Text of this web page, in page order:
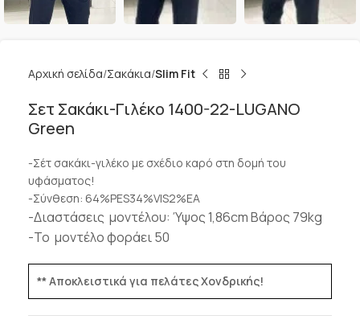
Αρχική σελίδα Σακάκια Slim Fit
Σετ Σακάκι-Γιλέκο 1400-22-LUGANO
Green
-Σέτ σακάκι-γιλέκο με σχέδιο καρό στη δομή του
υφάσματος!
-Σύνθεση: 64%PES34%VIS2%EA
-Διαστάσεις μοντέλου: Ύψος 1,86cm Βάρος 79kg
-Το μοντέλο φοράει 50
** Αποκλειστικά για πελάτες Χονδρικής!